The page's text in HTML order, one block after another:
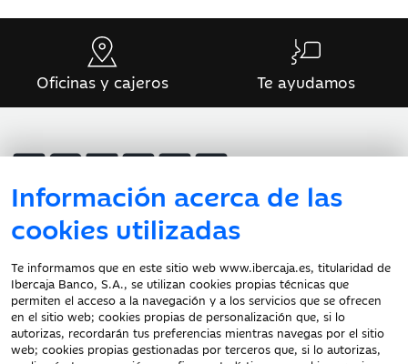
Información acerca de las
cookies utilizadas
Te informamos que en este sitio web www.ibercaja.es, titularidad de
Ibercaja Banco, S.A., se utilizan cookies propias técnicas que
permiten el acceso a la navegación y a los servicios que se ofrecen
en el sitio web; cookies propias de personalización que, si lo
autorizas, recordarán tus preferencias mientras navegas por el sitio
web; cookies propias gestionadas por terceros que, si lo autorizas,
Oficinas y cajeros Te ayudamos
Atención al cliente
Documentación a clientes
Aviso Legal
Protección datos